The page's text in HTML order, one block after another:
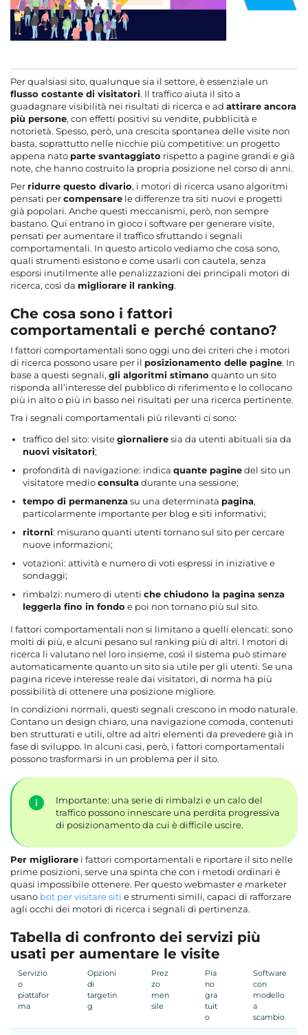
Per qualsiasi sito, qualunque sia il settore, è essenziale un
flusso costante di visitatori. Il traffico aiuta il sito a
guadagnare visibilità nei risultati di ricerca e ad attirare ancora
più persone, con effetti positivi su vendite, pubblicità e
notorietà. Spesso, però, una crescita spontanea delle visite non
basta, soprattutto nelle nicchie più competitive: un progetto
appena nato parte svantaggiato rispetto a pagine grandi e già
note, che hanno costruito la propria posizione nel corso di anni.
Per ridurre questo divario, i motori di ricerca usano algoritmi
pensati percompensare le differenze tra siti nuovi e progetti
già popolari. Anche questi meccanismi, però, non sempre
bastano. Qui entrano in gioco i software per generare visite,
pensati per aumentare il traffico sfruttando i segnali
comportamentali. In questo articolo vediamo che cosa sono,
quali strumenti esistono e come usarli con cautela, senza
esporsi inutilmente alle penalizzazioni dei principali motori di
ricerca, così da migliorare il ranking.
Che cosa sono i fattori
comportamentali e perché contano?
I fattori comportamentali sono oggi uno dei criteri che i motori
di ricerca possono usare per il posizionamento delle pagine. In
base a questi segnali, gli algoritmi stimano quanto un sito
risponda all’interesse del pubblico di riferimento e lo collocano
più in alto o più in basso nei risultati per una ricerca pertinente.
Tra i segnali comportamentali più rilevanti ci sono:
traffico del sito: visitegiornalieresia da utenti abituali sia da
nuovi visitatori;
profondità di navigazione: indica quante paginedel sito un
visitatore medioconsultadurante una sessione;
tempo di permanenzasu una determinata pagina,
particolarmente importante per blog e siti informativi;
ritorni: misurano quanti utenti tornano sul sito per cercare
nuove informazioni;
votazioni: attività e numero di voti espressi in iniziative e
sondaggi;
rimbalzi: numero di utenti che chiudono la pagina senza
leggerla fino in fondo e poi non tornano più sul sito.
I fattori comportamentali non si limitano a quelli elencati: sono
molti di più, e alcuni pesano sul ranking più di altri. I motori di
ricerca li valutano nel loro insieme, così il sistema può stimare
automaticamente quanto un sito sia utile per gli utenti. Se una
pagina riceve interesse reale dai visitatori, di norma ha più
possibilità di ottenere una posizione migliore.
In condizioni normali, questi segnali crescono in modo naturale.
Contano un design chiaro, una navigazione comoda, contenuti
ben strutturati e utili, oltre ad altri elementi da prevedere già in
fase di sviluppo. In alcuni casi, però, i fattori comportamentali
possono trasformarsi in un problema per il sito.
Importante: una serie di rimbalzi e un calo del
traffico possono innescare una perdita progressiva
di posizionamento da cui è difficile uscire.
Per migliorare i fattori comportamentali e riportare il sito nelle
prime posizioni, serve una spinta che con i metodi ordinari è
quasi impossibile ottenere. Per questo webmaster e marketer
usano bot per visitare siti e strumenti simili, capaci di rafforzare
agli occhi dei motori di ricerca i segnali di pertinenza.
Tabella di confronto dei servizi più
usati per aumentare le visite
Servizio
o
piattafor
ma
Opzioni
di
targetin
g
Prez
zo
men
sile
Pia
no
gra
tuit
o
Software
con
modello
a
scambio